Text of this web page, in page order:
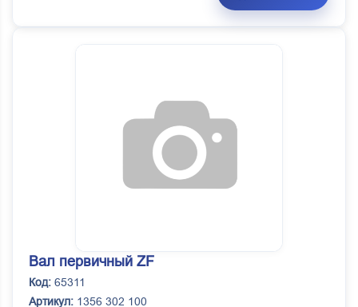
Вал первичный ZF
Код: 65311
Артикул: 1356 302 100